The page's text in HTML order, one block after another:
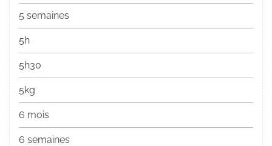
5 semaines
5h
5h30
5kg
6 mois
6 semaines